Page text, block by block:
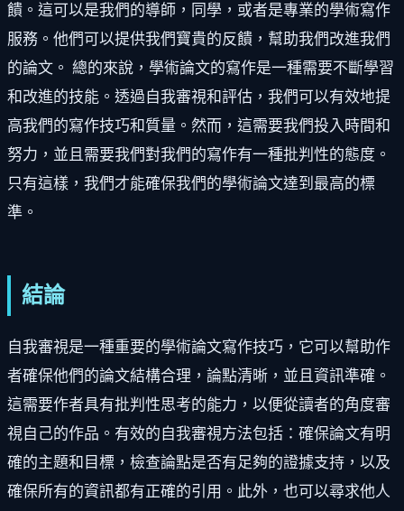
饋。這可以是我們的導師，同學，或者是專業的學術寫作
服務。他們可以提供我們寶貴的反饋，幫助我們改進我們
的論文。 總的來說，學術論文的寫作是一種需要不斷學習
和改進的技能。透過自我審視和評估，我們可以有效地提
高我們的寫作技巧和質量。然而，這需要我們投入時間和
努力，並且需要我們對我們的寫作有一種批判性的態度。
只有這樣，我們才能確保我們的學術論文達到最高的標
準。
結論
自我審視是一種重要的學術論文寫作技巧，它可以幫助作
者確保他們的論文結構合理，論點清晰，並且資訊準確。
這需要作者具有批判性思考的能力，以便從讀者的角度審
視自己的作品。有效的自我審視方法包括：確保論文有明
確的主題和目標，檢查論點是否有足夠的證據支持，以及
確保所有的資訊都有正確的引用。此外，也可以尋求他人